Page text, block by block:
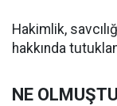
Hakimlik,
hakkında
NE